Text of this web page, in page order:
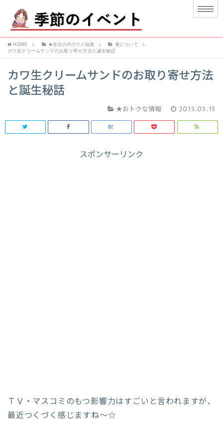
HOME ★生活の中のマメ知識
食について
カワ生クリームサンドのお取り寄せ方法と誕生秘話
カワ生クリームサンドのお取り寄せ方法
と誕生秘話
★おトクな情報 2015.03.15
スポンサーリンク
ＴＶ・マスコミのもつ影響力はすごいと言われますが、
最近つくづく感じますね～☆